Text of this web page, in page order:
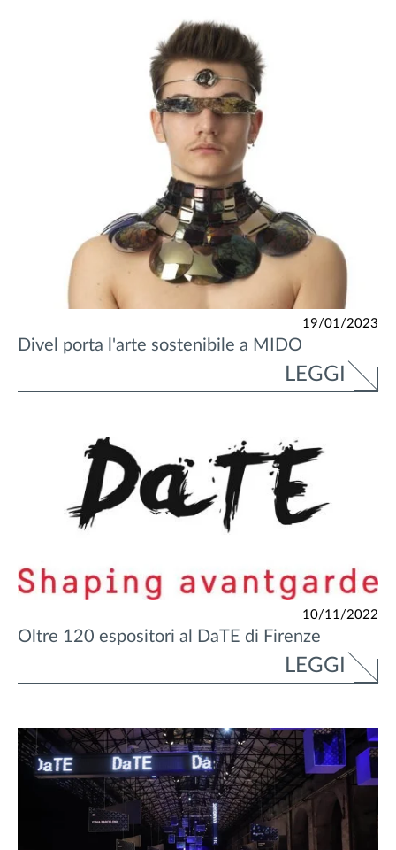
19/01/2023
Divel porta l'arte sostenibile a MIDO
LEGGI
10/11/2022
Oltre 120 espositori al DaTE di Firenze
LEGGI